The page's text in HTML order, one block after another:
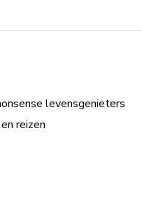
levensgenieters
reizen